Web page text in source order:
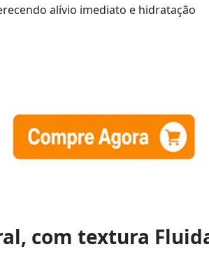
alívio imediato e hidratação
com textura